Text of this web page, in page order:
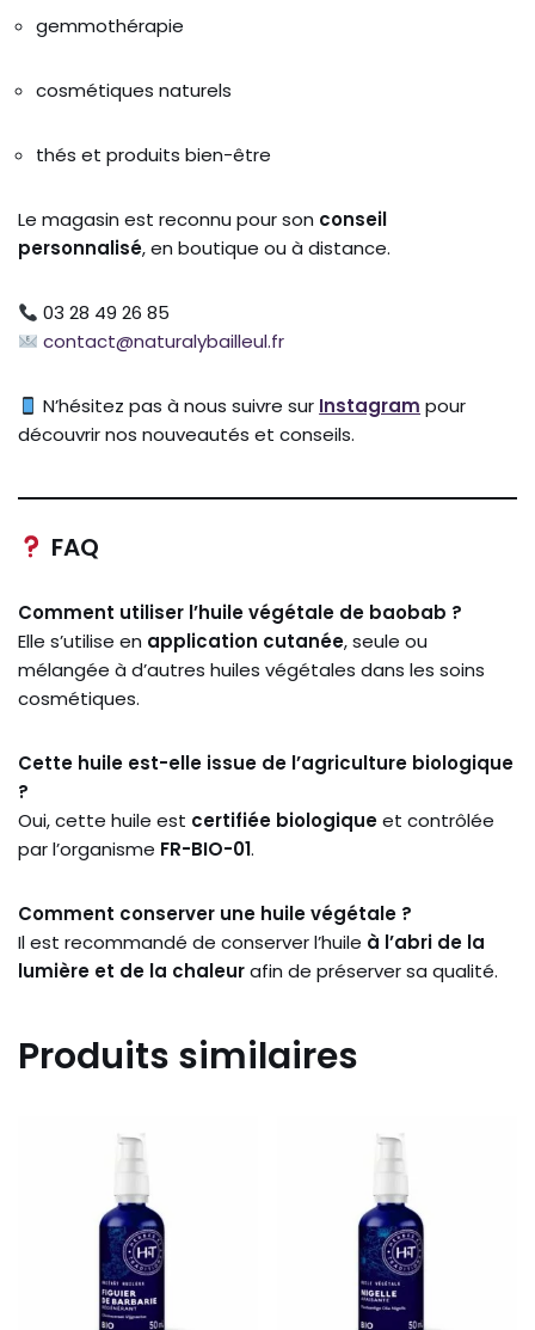
gemmothérapie
cosmétiques naturels
thés et produits bien-être
Le magasin est reconnu pour son conseil
personnalisé, en boutique ou à distance.
03 28 49 26 85
contact@naturalybailleul.fr
N’hésitez pas à nous suivre sur Instagram pour
découvrir nos nouveautés et conseils.
FAQ
Comment utiliser l’huile végétale de baobab ?
Elle s’utilise en application cutanée, seule ou
mélangée à d’autres huiles végétales dans les soins
cosmétiques.
Cette huile est-elle issue de l’agriculture biologique
?
Oui, cette huile est certifiée biologiqueet contrôlée
par l’organisme FR-BIO-01.
Comment conserver une huile végétale ?
Il est recommandé de conserver l’huile à l’abri de la
lumière et de la chaleurafin de préserver sa qualité.
Produits similaires